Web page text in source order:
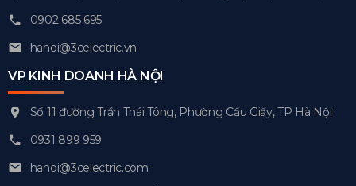
0902 685 695
hanoi@3celectric.vn
VP KINH DOANH HÀ NỘI
Số 11 đường Trần Thái Tông, Phường Cầu Giấy, TP Hà Nội
0931 899 959
hanoi@3celectric.com